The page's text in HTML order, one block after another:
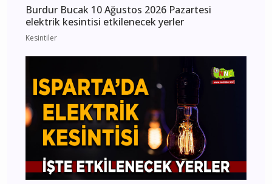
Burdur Bucak 10 Ağustos 2026 Pazartesi
elektrik kesintisi etkilenecek yerler
Kesintiler